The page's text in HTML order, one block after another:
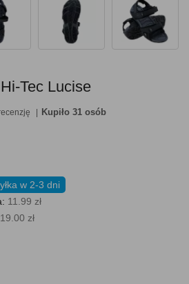
Tec Lucise
Kupiło 31 osób
w 2-3 dni
11.99 zł
19.00 zł